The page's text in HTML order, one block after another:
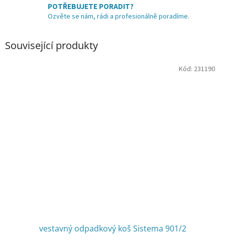
POTŘEBUJETE PORADIT?
Ozvěte se nám, rádi a profesionálně poradíme.
Související produkty
vestavný odpadkový koš Sistema 901/2
Kód: 231190